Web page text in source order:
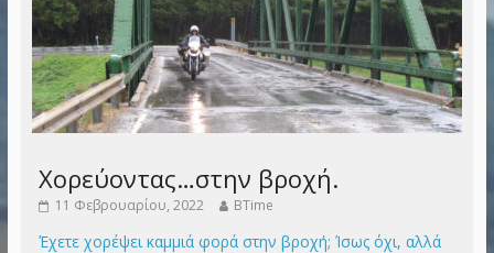
Χορεύοντας…στην βροχή.
11 Φεβρουαρίου, 2022 BTime
Έχετε χορέψει καμμιά φορά στην βροχή; Ίσως όχι, αλλά